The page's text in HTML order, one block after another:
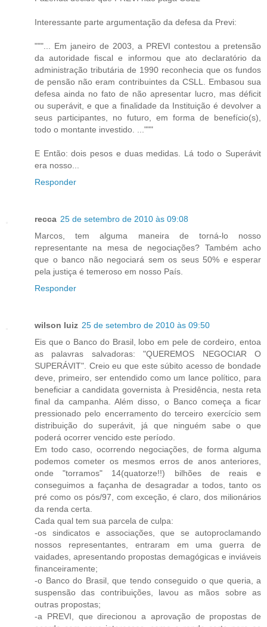
Interessante parte argumentação da defesa da Previ:
"""... Em janeiro de 2003, a PREVI contestou a pretensão
da autoridade fiscal e informou que ato declaratório da
administração tributária de 1990 reconhecia que os fundos
de pensão não eram contribuintes da CSLL. Embasou sua
defesa ainda no fato de não apresentar lucro, mas déficit
ou superávit, e que a finalidade da Instituição é devolver a
seus participantes, no futuro, em forma de benefício(s),
todo o montante investido. ..."""
E Então: dois pesos e duas medidas. Lá todo o Superávit
era nosso...
Responder
recca 25 de setembro de 2010 às 09:08
Marcos, tem alguma maneira de torná-lo nosso
representante na mesa de negociações? Também acho
que o banco não negociará sem os seus 50% e esperar
pela justiça é temeroso em nosso País.
Responder
wilson luiz 25 de setembro de 2010 às 09:50
Eis que o Banco do Brasil, lobo em pele de cordeiro, entoa
as palavras salvadoras: "QUEREMOS NEGOCIAR O
SUPERÁVIT". Creio eu que este súbito acesso de bondade
deve, primeiro, ser entendido como um lance político, para
beneficiar a candidata governista à Presidência, nesta reta
final da campanha. Além disso, o Banco começa a ficar
pressionado pelo encerramento do terceiro exercício sem
distribuição do superávit, já que ninguém sabe o que
poderá ocorrer vencido este período.
Em todo caso, ocorrendo negociações, de forma alguma
podemos cometer os mesmos erros de anos anteriores,
onde "torramos" 14(quatorze!!) bilhões de reais e
conseguimos a façanha de desagradar a todos, tanto os
pré como os pós/97, com exceção, é claro, dos milionários
da renda certa.
Cada qual tem sua parcela de culpa:
-os sindicatos e associações, que se autoproclamando
nossos representantes, entraram em uma guerra de
vaidades, apresentando propostas demagógicas e inviáveis
financeiramente;
-o Banco do Brasil, que tendo conseguido o que queria, a
suspensão das contribuições, lavou as mãos sobre as
outras propostas;
-a PREVI, que direcionou a aprovação de propostas de